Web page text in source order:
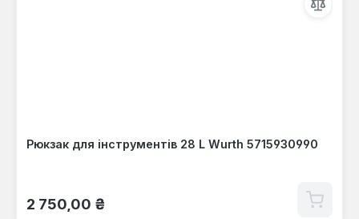
Рюкзак для інструментів 28 L Wurth 5715930990
Звичайна ціна:
2 750,00 ₴